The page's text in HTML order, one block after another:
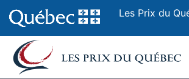
Les Prix du